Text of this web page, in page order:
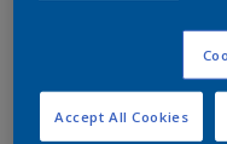
Množství
Accept All Cookies